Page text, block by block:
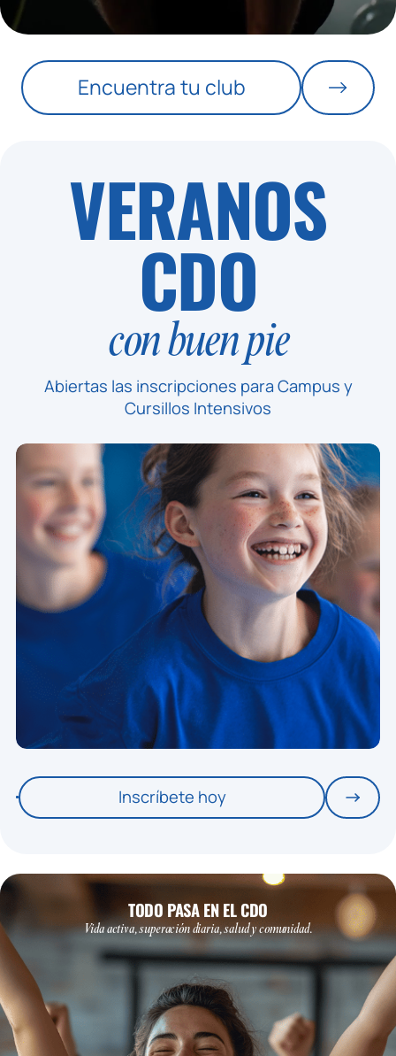
VIBRA
Encuentra tu club
VERANOS
CDO
con buen pie
Abiertas las inscripciones para Campus y
Cursillos Intensivos
Inscríbete hoy
TODO PASA EN EL CDO
Vida activa, superación diaria, salud y comunidad.